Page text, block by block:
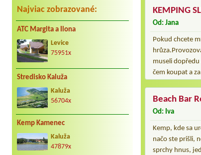
Najviac zobrazované:
ATC Margita a Ilona
Levice
75951x
Stredisko Kaluža
Kaluža
56704x
Kemp Kamenec
Kaluža
47879x
KEMPING
Od: Jana
Pokud chcete
museli
čem koupat a
Beach Bar
Od: Iva
Kemp, kde sa
načo ste prišli,
sprchy hnus,